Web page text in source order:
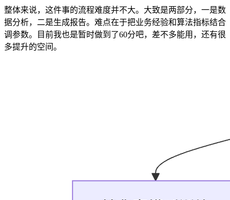
整体来说，这件事的流程难度并不大。大致是两部分，一是数
据分析，二是生成报告。难点在于把业务经验和算法指标结合
调参数。目前我也是暂时做到了60分吧，差不多能用，还有很
多提升的空间。